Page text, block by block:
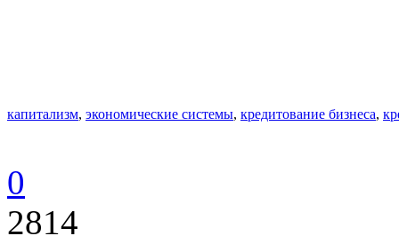
капитализм, экономические системы, кредитование бизнеса,
0
2814